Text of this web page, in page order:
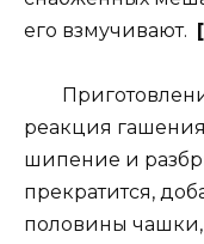
его взмучивают.
реакция
шипение и
прекратится,
половины